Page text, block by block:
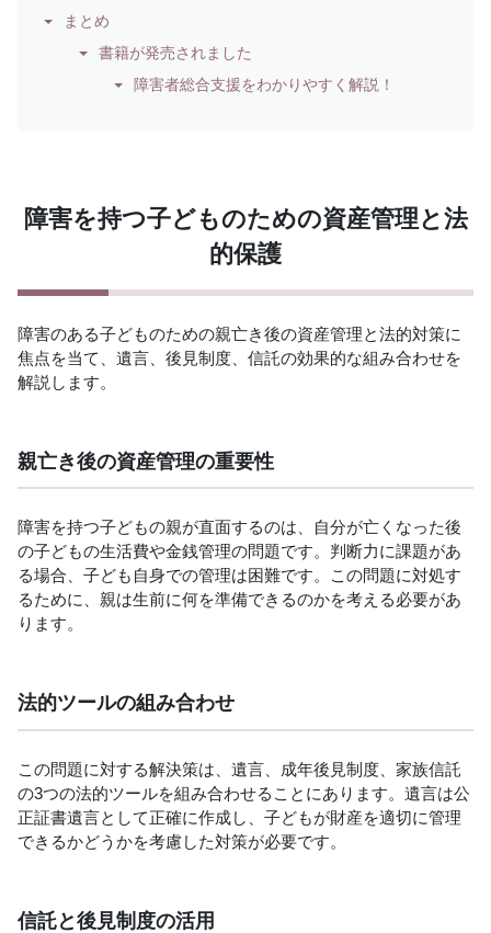
まとめ
書籍が発売されました
障害者総合支援をわかりやすく解説！
障害を持つ子どものための資産管理と法
的保護
障害のある子どものための親亡き後の資産管理と法的対策に
焦点を当て、遺言、後見制度、信託の効果的な組み合わせを
解説します。
親亡き後の資産管理の重要性
障害を持つ子どもの親が直面するのは、自分が亡くなった後
の子どもの生活費や金銭管理の問題です。判断力に課題があ
る場合、子ども自身での管理は困難です。この問題に対処す
るために、親は生前に何を準備できるのかを考える必要があ
ります。
法的ツールの組み合わせ
この問題に対する解決策は、遺言、成年後見制度、家族信託
の3つの法的ツールを組み合わせることにあります。遺言は公
正証書遺言として正確に作成し、子どもが財産を適切に管理
できるかどうかを考慮した対策が必要です。
信託と後見制度の活用